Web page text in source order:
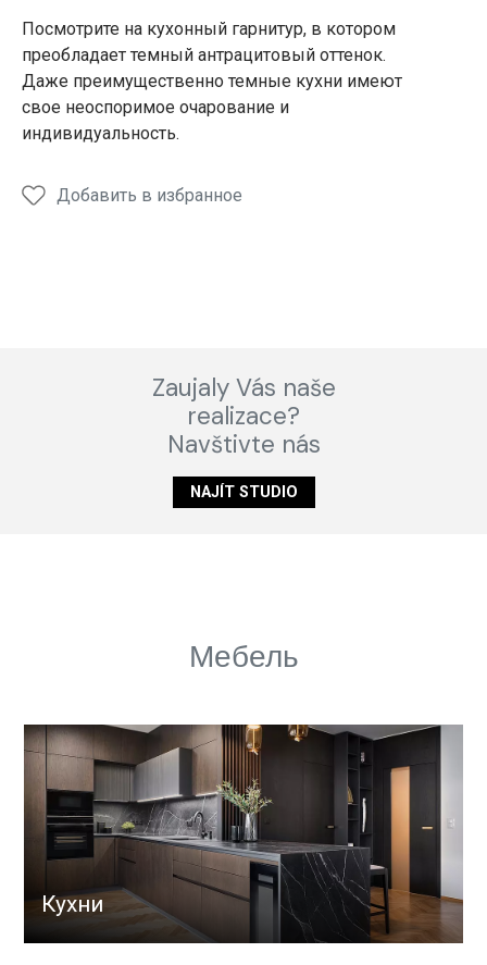
Посмотрите на кухонный гарнитур, в котором
преобладает темный антрацитовый оттенок.
Даже преимущественно темные кухни имеют
свое неоспоримое очарование и
индивидуальность.
Добавить в избранное
Zaujaly Vás naše
realizace?
Navštivte nás
NAJÍT STUDIO
Мебель
Кухни